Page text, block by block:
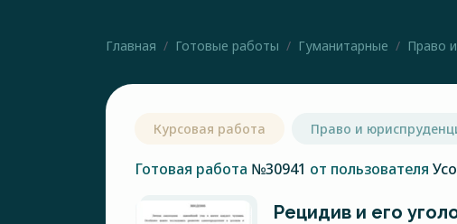
Главная Готовые работы Гуманитарные Право
Курсовая работа Право и
Готовая работа №30941 от пользователя
Рецидив и его